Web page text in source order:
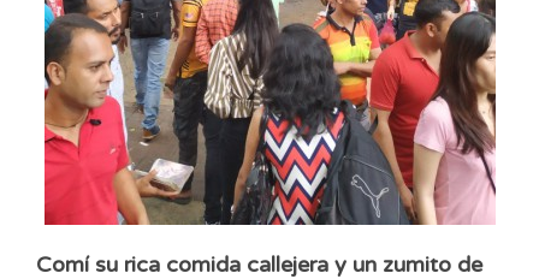
Comí su rica comida callejera y un zumito de